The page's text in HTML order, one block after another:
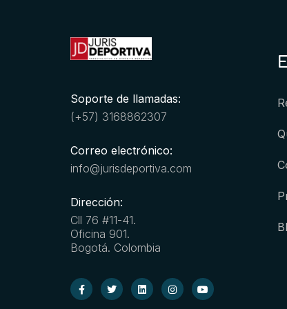
Soporte de llamadas:
(+57) 3168862307
Correo electrónico:
info@jurisdeportiva.com
Dirección:
Cll 76 #11-41.
Oficina 901.
Bogotá. Colombia